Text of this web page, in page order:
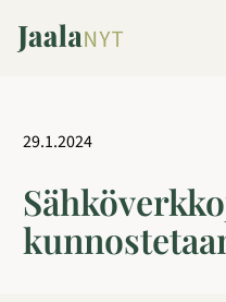
sisältöön
29.1.2024